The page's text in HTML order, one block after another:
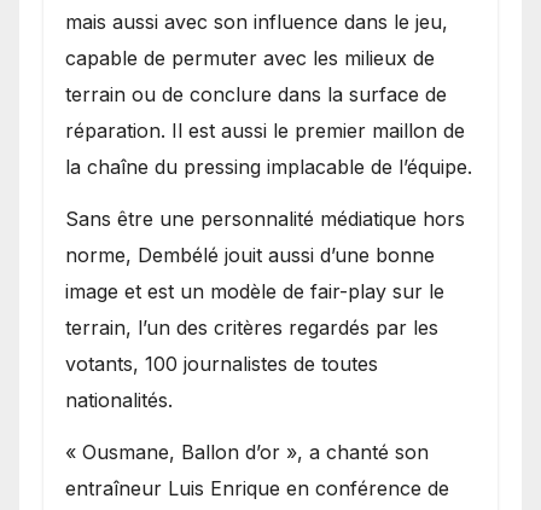
mais aussi avec son influence dans le jeu,
capable de permuter avec les milieux de
terrain ou de conclure dans la surface de
réparation. Il est aussi le premier maillon de
la chaîne du pressing implacable de l’équipe.
Sans être une personnalité médiatique hors
norme, Dembélé jouit aussi d’une bonne
image et est un modèle de fair-play sur le
terrain, l’un des critères regardés par les
votants, 100 journalistes de toutes
nationalités.
« Ousmane, Ballon d’or », a chanté son
entraîneur Luis Enrique en conférence de